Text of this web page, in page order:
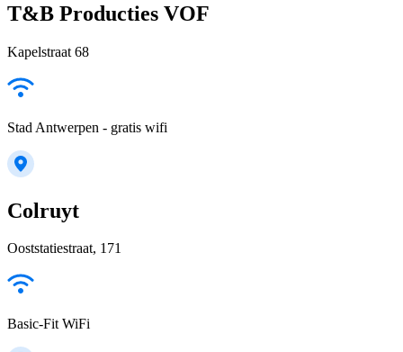
T&B Producties VOF
Kapelstraat 68
Stad Antwerpen - gratis wifi
Colruyt
Ooststatiestraat, 171
Basic-Fit WiFi